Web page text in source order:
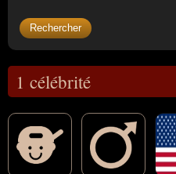
1 célébrité